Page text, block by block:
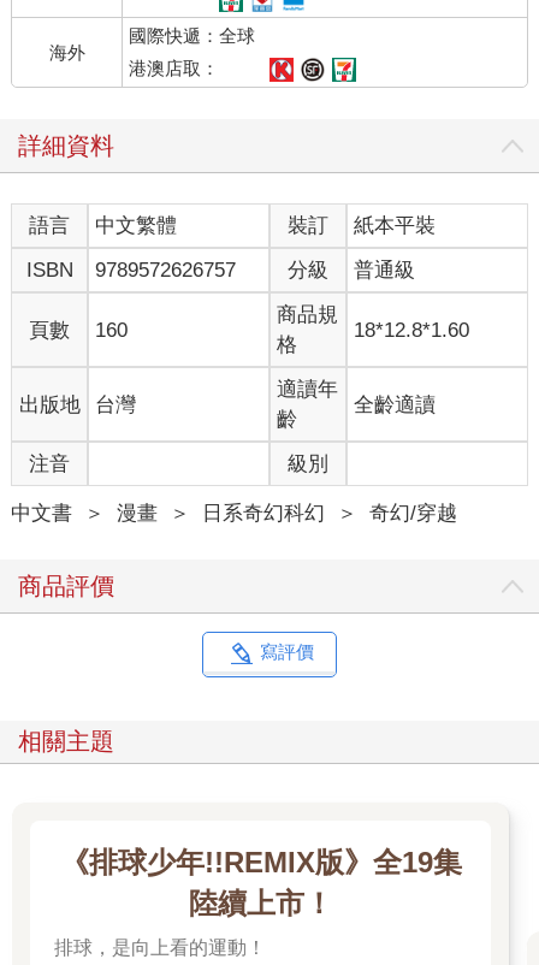
海外
國際快遞：全球
港澳店取：
詳細資料
語言 中文繁體 裝訂
紙本平裝
ISBN
9789572626757 分級 普通級
頁數 160
商品規
格
18*12.8*1.60
出版地 台灣
適讀年
齡
全齡適讀
注音 級別
中文書 ＞ 漫畫 ＞ 日系奇幻科幻 ＞ 奇幻/穿越
商品評價
寫評價
相關主題
《排球少年!!REMIX版》全19集
陸續上市！
排球，是向上看的運動！